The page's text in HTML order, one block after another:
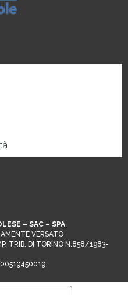
– SAC – SPA
VERSATO
TRIB. DI TORINO N.858/1983-